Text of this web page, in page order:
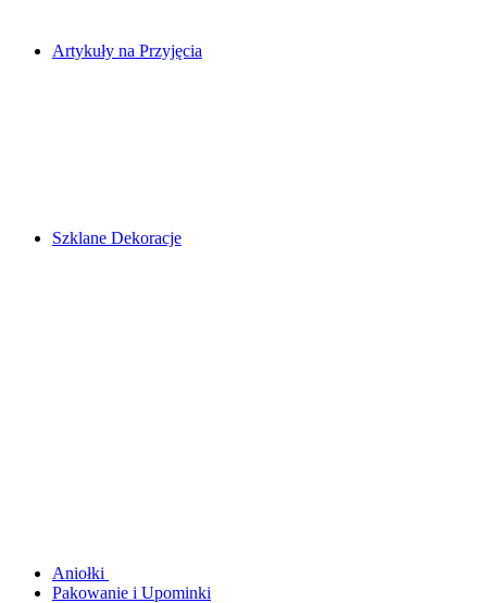
Artykuły na Przyjęcia
Szklane Dekoracje
Aniołki
Pakowanie i Upominki